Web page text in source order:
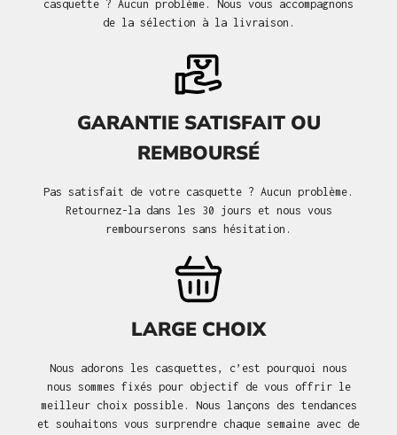
casquette ? Aucun problème. Nous vous accompagnons
de la sélection à la livraison.
GARANTIE SATISFAIT OU
REMBOURSÉ
Pas satisfait de votre casquette ? Aucun problème.
Retournez-la dans les 30 jours et nous vous
rembourserons sans hésitation.
LARGE CHOIX
Nous adorons les casquettes, c’est pourquoi nous
nous sommes fixés pour objectif de vous offrir le
meilleur choix possible. Nous lançons des tendances
et souhaitons vous surprendre chaque semaine avec de